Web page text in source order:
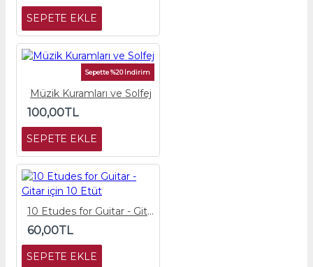
SEPETE EKLE
Sepette %20 İndirim
Müzik Kuramları ve Solfej
100,00TL
SEPETE EKLE
10 Etudes for Guitar - Gitar için 10 Etüt
60,00TL
SEPETE EKLE